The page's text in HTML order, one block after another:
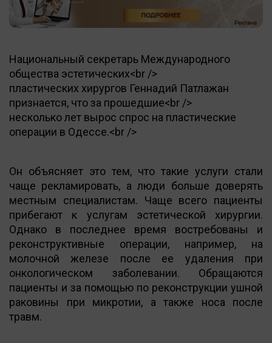
Национальный секретарь Международного
общества эстетических<br />
пластических хирургов Геннадий Патлажан
признается, что за прошедшие<br />
несколько лет вырос спрос на пластические
операции в Одессе.<br />
Он объясняет это тем, что такие услуги стали
чаще рекламировать, а люди больше доверять
местным специалистам. Чаще всего пациенты
прибегают к услугам эстетической хирургии.
Однако в последнее время востребованы и
реконструктивные операции, например, на
молочной железе после ее удаления при
онкологическом заболевании. Обращаются
пациенты и за помощью по реконструкции ушной
раковины при микротии, а также носа после
травм.